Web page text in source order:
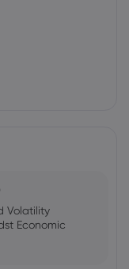
Volatility
Economic